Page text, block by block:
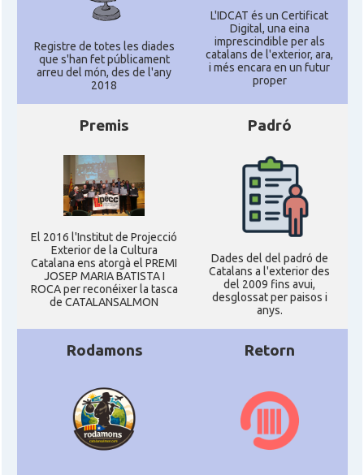
Registre de totes les diades
que s'han fet públicament
arreu del món, des de l'any
2018
L'IDCAT és un Certificat
Digital, una eina
imprescindible per als
catalans de l'exterior, ara,
i més encara en un futur
proper
Premis
El 2016 l'Institut de Projecció
Exterior de la Cultura
Catalana ens atorgà el PREMI
JOSEP MARIA BATISTA I
ROCA per reconéixer la tasca
de CATALANSALMON
Padró
Dades del del padró de
Catalans a l'exterior des
del 2009 fins avui,
desglossat per paisos i
anys.
Rodamons Retorn